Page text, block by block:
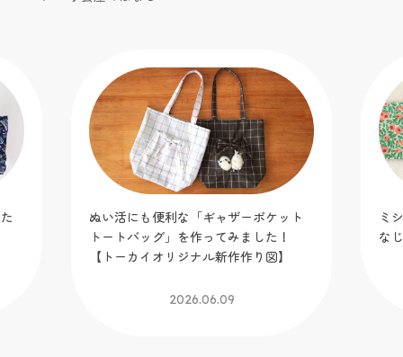
ぬい活にも便利な「ギャザーポケット
トートバッグ」を作ってみました！
【トーカイオリジナル新作作り図】
2026.06.09
ミ
な